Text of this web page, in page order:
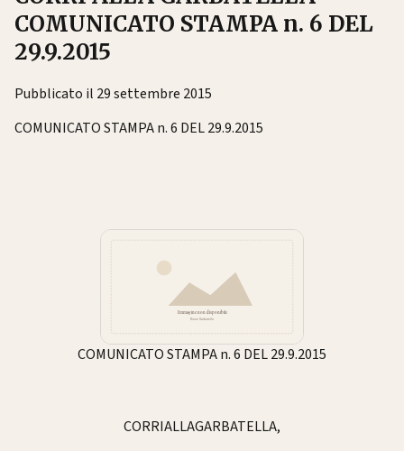
COMUNICATO STAMPA n. 6 DEL
29.9.2015
Pubblicato il 29 settembre 2015
COMUNICATO STAMPA n. 6 DEL 29.9.2015
COMUNICATO STAMPA n. 6 DEL 29.9.2015
CORRIALLAGARBATELLA,